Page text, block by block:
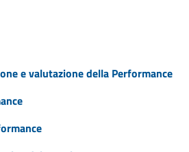
e valutazione della Performance